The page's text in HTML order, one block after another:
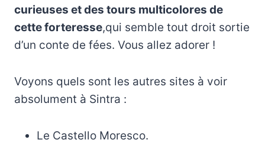
curieuses et des tours multicolores de
cette forteresse,qui semble tout droit sortie
d’un conte de fées. Vous allez adorer !
Voyons quels sont les autres sites à voir
absolument à Sintra :
Le Castello Moresco.